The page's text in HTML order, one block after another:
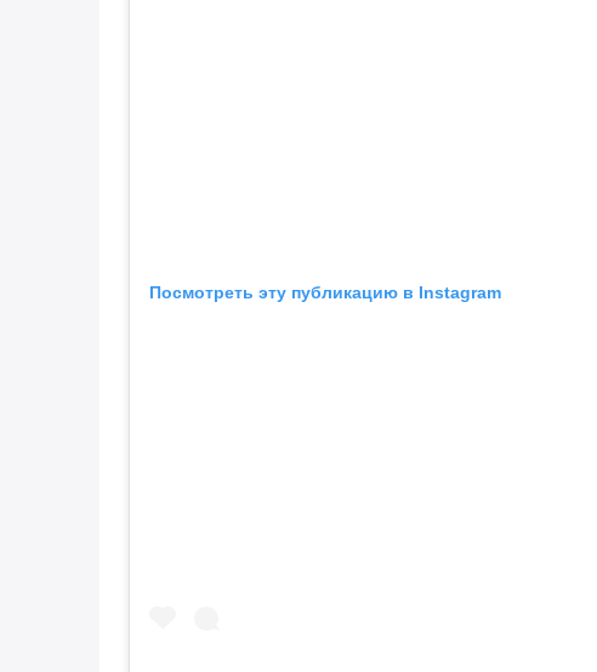
Посмотреть эту публикацию в Instagram